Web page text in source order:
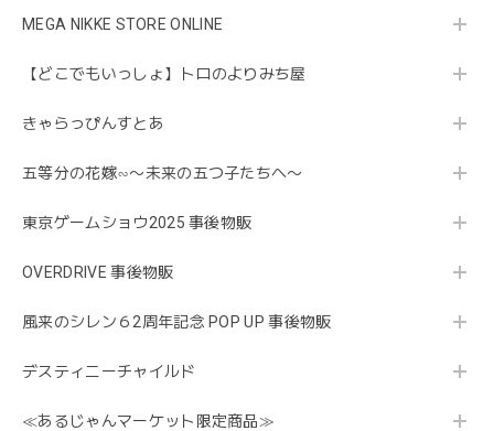
MEGA NIKKE STORE ONLINE
【どこでもいっしょ】トロのよりみち屋
きゃらっぴんすとあ
五等分の花嫁∽〜未来の五つ子たちへ〜
東京ゲームショウ2025 事後物販
OVERDRIVE 事後物販
風来のシレン６2周年記念 POP UP 事後物販
デスティニーチャイルド
≪あるじゃんマーケット限定商品≫